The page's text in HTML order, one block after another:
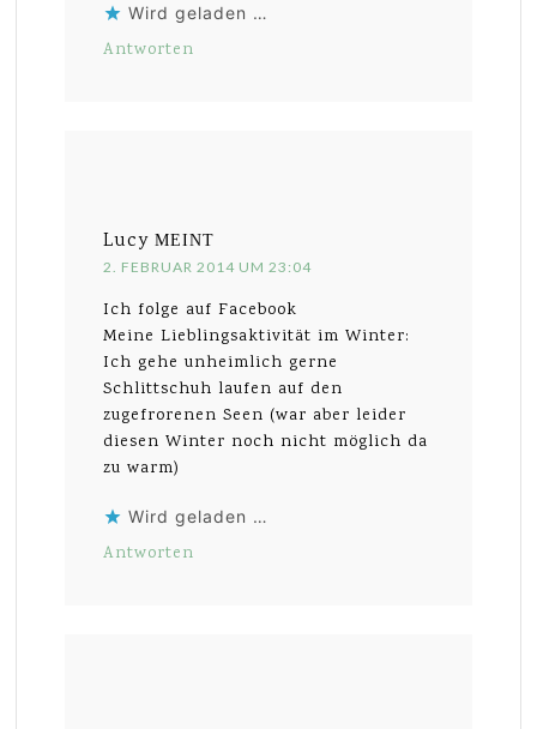
Wird geladen …
Antworten
Lucy MEINT
2. FEBRUAR 2014 UM 23:04
Ich folge auf Facebook
Meine Lieblingsaktivität im Winter:
Ich gehe unheimlich gerne
Schlittschuh laufen auf den
zugefrorenen Seen (war aber leider
diesen Winter noch nicht möglich da
zu warm)
Wird geladen …
Antworten